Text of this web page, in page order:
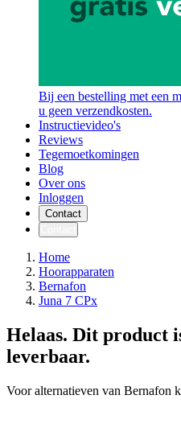
Bij een bestelling met een
u geen verzendkosten.
Instructievideo's
Reviews
Tegemoetkomingen
Blog
Over ons
Inloggen
Contact
Home
Hoorapparaten
Bernafon
Juna 7 CPx
Helaas. Dit product
leverbaar.
Voor alternatieven van Bernafon